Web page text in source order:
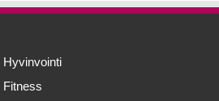
Hyvinvointi
Fitness